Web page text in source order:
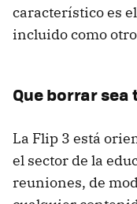
característico es
incluido como
Que borrar
La Flip 3 está
el sector de la
reuniones, de